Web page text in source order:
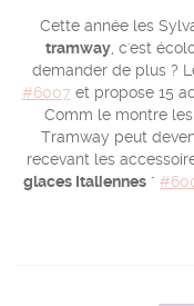
Cette année les
tramway, c'est
demander de plus ?
#6007 et propose 15
Comm le montre
Tramway peut
recevant les
glaces Italiennes "